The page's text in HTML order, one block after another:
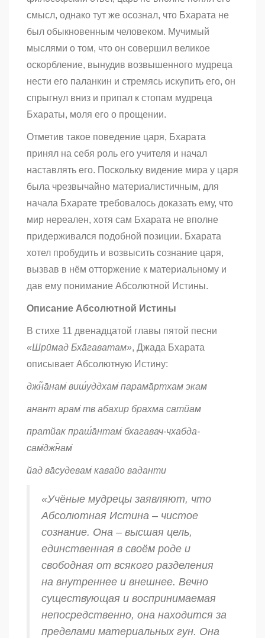
смысл, однако тут же осознал, что Бхарата не
был обыкновенным человеком. Мучимый
мыслями о том, что он совершил великое
оскорбление, вынудив возвышенного мудреца
нести его паланкин и стремясь искупить его, он
спрыгнул вниз и припал к стопам мудреца
Бхараты, моля его о прощении.
Отметив такое поведение царя, Бхарата
принял на себя роль его учителя и начал
наставлять его. Поскольку видение мира у царя
была чрезвычайно материалистичным, для
начала Бхарате требовалось доказать ему, что
мир нереален, хотя сам Бхарата не вполне
придерживался подобной позиции. Бхарата
хотел пробудить и возвысить сознание царя,
вызвав в нём отторжение к материальному и
дав ему понимание Абсолютной Истины.
Описание Абсолютной Истины
В стихе 11 двенадцатой главы пятой песни
«Шрӣмад Бхāгаватам», Джада Бхарата
описывает Абсолютную Истину:
джн̃а̄нам̇ виш́уддхам̇ парама̄ртхам экам
анант арам̇ тв абахир брахма сатйам
пратйак праш́а̄нтам̇ бхагавач-чхабда-
сам̇джн̃ам̇
йад ва̄судевам̇ кавайо ваданти
«Учёные мудрецы заявляют, что
Абсолютная Истина – чистое
сознание. Она – высшая цель,
единственная в своём роде и
свободная от всякого разделения
на внутреннее и внешнее. Вечно
существующая и воспринимаемая
непосредственно, она находится за
пределами материальных гун. Она